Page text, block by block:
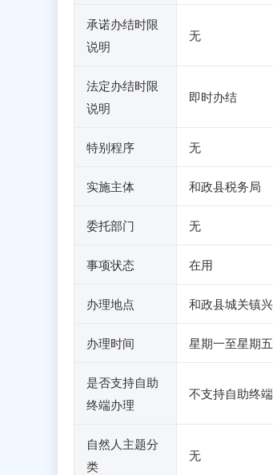
承诺办结时限
说明
无
法定办结时限
说明
即时办结
特别程序 无
实施主体 和政县税务局
委托部门 无
事项状态 在用
办理地点 和政县城关镇
办理时间 星期一至星期
是否支持自助
终端办理
不支持自助终
自然人主题分
类
无